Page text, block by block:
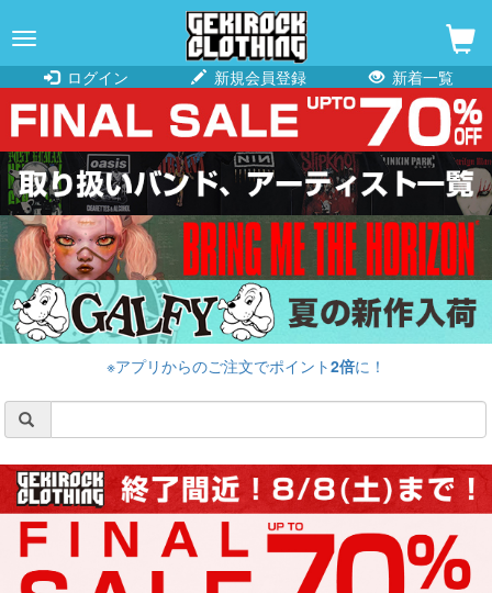
navigation
ログイン
新規会員登録 新着一覧
※アプリからのご注文でポイント2倍に！